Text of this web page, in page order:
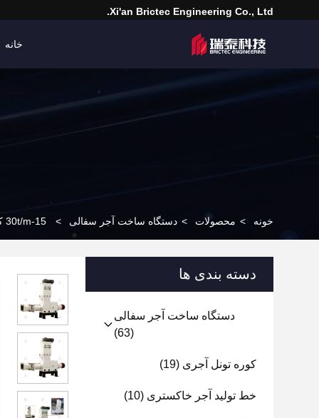
Xi'an Brictec Engineering Co., Ltd.
خانه
خونه > محصولات > دستگاه ساخت آجر سفالی > 15-30t/m کمپکت اتوماتیک و ماندگار عمودی اکستروسر خلاء برای آجر بالا محصول
دسته بندی ها
دستگاه ساخت آجر سفالی
(63)
کوره تونل آجری (19)
خط تولید آجر خاکستری (10)